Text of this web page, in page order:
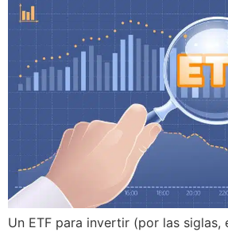
Un ETF para invertir (por las siglas,